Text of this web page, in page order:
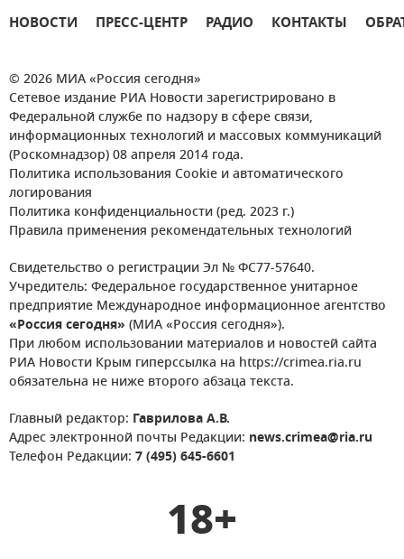
НОВОСТИ ПРЕСС-ЦЕНТР РАДИО КОНТАКТЫ
© 2026 МИА «Россия сегодня»
Сетевое издание РИА Новости зарегистрировано в
Федеральной службе по надзору в сфере связи,
информационных технологий и массовых коммуникаций
(Роскомнадзор) 08 апреля 2014 года.
Политика использования Cookie и автоматического
логирования
Политика конфиденциальности (ред. 2023 г.)
Правила применения рекомендательных технологий
Свидетельство о регистрации Эл № ФС77-57640.
Учредитель: Федеральное государственное унитарное
предприятие Международное информационное агентство
«Россия сегодня» (МИА «Россия сегодня»).
При любом использовании материалов и новостей сайта
РИА Новости Крым гиперссылка на https://crimea.ria.ru
обязательна не ниже второго абзаца текста.
Главный редактор: Гаврилова А.В.
Адрес электронной почты Редакции: news.crimea@ria.ru
Телефон Редакции: 7 (495) 645-6601
18+